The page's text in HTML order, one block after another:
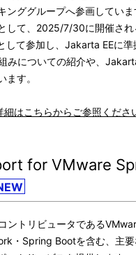
ンググループへ参画していま
して、2025/7/30に開催さ
して参加し、Jakarta EEに
みについての紹介や、
ます。
はこちらからご参照くださ
for VMware
ントリビュータである
・Spring Bootを含む、主